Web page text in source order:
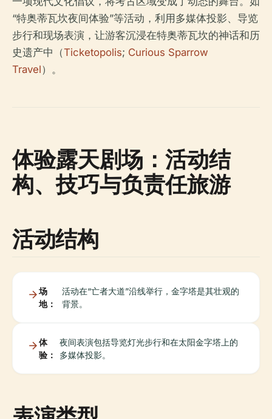
“特奥蒂瓦坎夜间体验”等活动，利用多媒体投影、导览
步行和现场表演，让游客沉浸在特奥蒂瓦坎的神话和历
史遗产中（Ticketopolis; Curious Sparrow
Travel）。
体验露天剧场：活动结
构、技巧与负责任旅游
活动结构
场
地：
活动在“亡者大道”沿线举行，金字塔是其壮观的
背景。
体
验：
夜间表演包括导览灯光步行和在太阳金字塔上的
多媒体投影。